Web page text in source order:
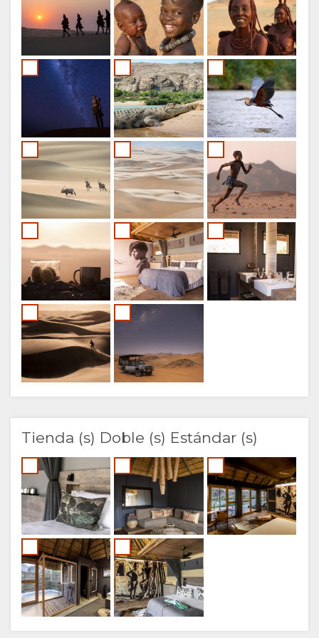
PORTUGUÉS
RUSO
CHINESE
(SIMPLIFIED)
INGLÉS
Tienda (s) Doble (s) Estándar (s)